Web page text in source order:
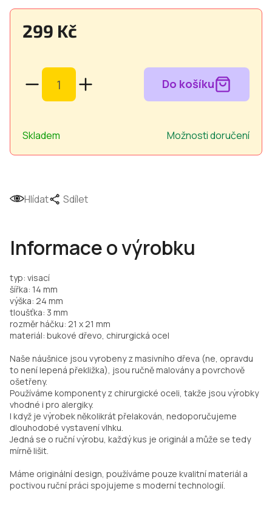
Hlídat Sdílet
299 Kč
Skladem Možnosti doručení
Informace o výrobku
typ: visací
šířka: 14 mm
výška: 24 mm
tloušťka: 3 mm
rozměr háčku: 21 x 21 mm
materiál: bukové dřevo, chirurgická ocel
Naše náušnice jsou vyrobeny z masivního dřeva (ne, opravdu
to není lepená překližka), jsou ručně malovány a povrchově
ošetřeny.
Používáme komponenty z chirurgické oceli, takže jsou výrobky
vhodné i pro alergiky.
I když je výrobek několikrát přelakován, nedoporučujeme
dlouhodobé vystavení vlhku.
Jedná se o ruční výrobu, každý kus je originál a může se tedy
mírně lišit.
Máme originální design, používáme pouze kvalitní materiál a
poctivou ruční práci spojujeme s moderní technologií.